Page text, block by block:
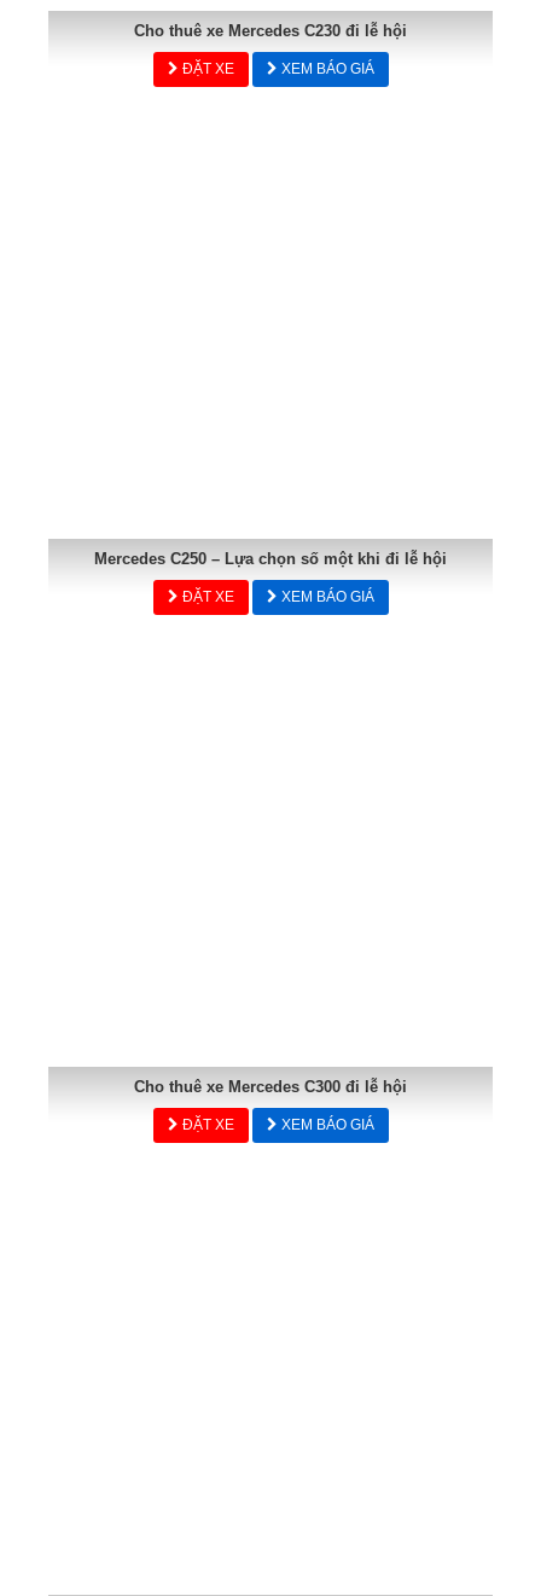
Cho thuê xe Mercedes C230 đi lễ hội
ĐẶT XE XEM BÁO GIÁ
Mercedes C250 – Lựa chọn số một khi đi lễ hội
ĐẶT XE XEM BÁO GIÁ
Cho thuê xe Mercedes C300 đi lễ hội
ĐẶT XE XEM BÁO GIÁ